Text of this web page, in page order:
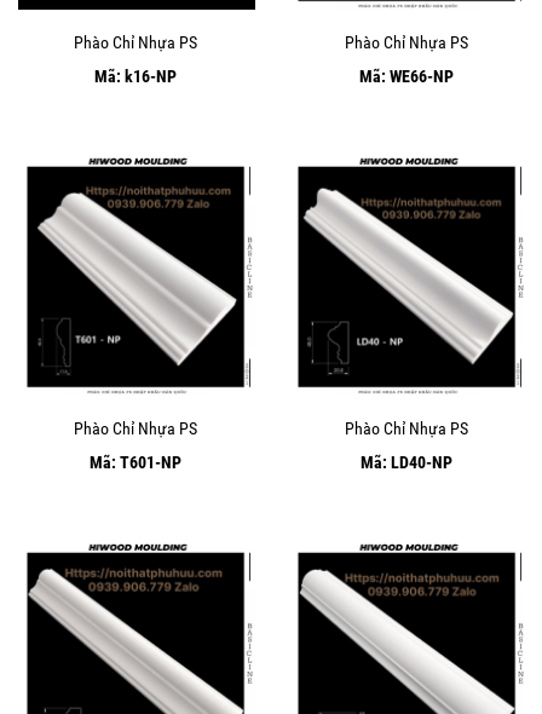
Phào Chỉ Nhựa PS
Mã: k16-NP
Phào Chỉ Nhựa PS
Mã: WE66-NP
Phào Chỉ Nhựa PS
Mã: T601-NP
Phào Chỉ Nhựa PS
Mã: LD40-NP